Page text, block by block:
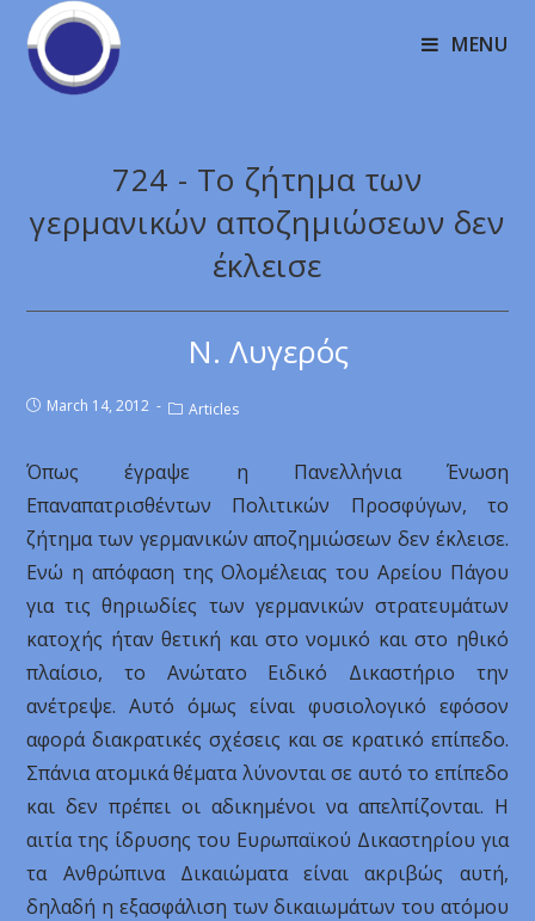
MENU
724 - Το ζήτημα των
γερμανικών αποζημιώσεων δεν
έκλεισε
Ν. Λυγερός
March 14, 2012 Articles
Όπως έγραψε η Πανελλήνια Ένωση
Επαναπατρισθέντων Πολιτικών Προσφύγων, το
ζήτημα των γερμανικών αποζημιώσεων δεν έκλεισε.
Ενώ η απόφαση της Ολομέλειας του Αρείου Πάγου
για τις θηριωδίες των γερμανικών στρατευμάτων
κατοχής ήταν θετική και στο νομικό και στο ηθικό
πλαίσιο, το Ανώτατο Ειδικό Δικαστήριο την
ανέτρεψε. Αυτό όμως είναι φυσιολογικό εφόσον
αφορά διακρατικές σχέσεις και σε κρατικό επίπεδο.
Σπάνια ατομικά θέματα λύνονται σε αυτό το επίπεδο
και δεν πρέπει οι αδικημένοι να απελπίζονται. Η
αιτία της ίδρυσης του Ευρωπαϊκού Δικαστηρίου για
τα Ανθρώπινα Δικαιώματα είναι ακριβώς αυτή,
δηλαδή η εξασφάλιση των δικαιωμάτων του ατόμου